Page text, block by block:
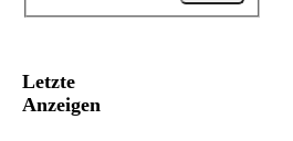
Letzte
Anzeigen